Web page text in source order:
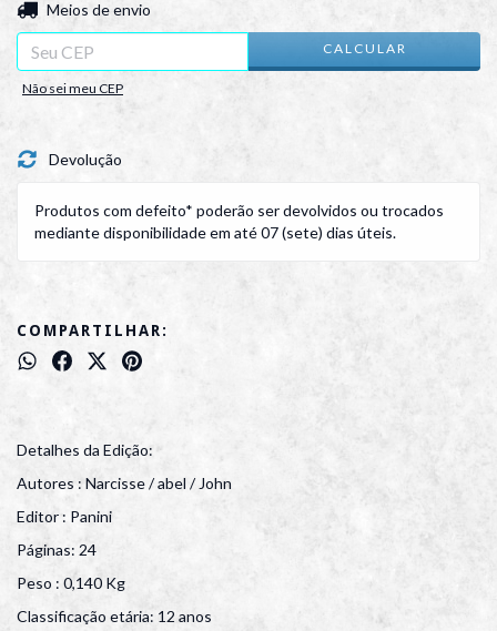
Entregas para o CEP:
Meios de envio
CALCULAR
Não sei meu CEP
Devolução
Produtos com defeito* poderão ser devolvidos ou trocados
mediante disponibilidade em até 07 (sete) dias úteis.
COMPARTILHAR:
Detalhes da Edição:
Autores : Narcisse / abel / John
Editor : Panini
Páginas: 24
Peso : 0,140 Kg
Classificação etária: 12 anos